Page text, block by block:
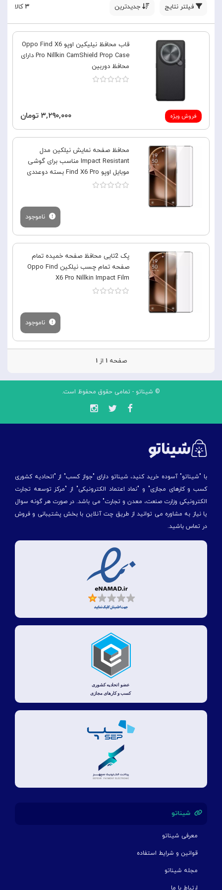
فیلتر نتایج جدیدترین ۳ کالا
فروش ویژه
قاب محافظ نیلیکین اوپو Oppo Find X6
Pro Nillkin CamShield Prop Case دارای
محافظ دوربین
۳,۲۹۰,۰۰۰ تومان
محافظ صفحه نمایش نیلکین مدل
Impact Resistant مناسب برای گوشی
موبایل اوپو Find X6 Pro بسته دوعددی
ناموجود
پک 2تایی محافظ صفحه خمیده تمام
صفحه تمام چسب نیلکین Oppo Find
X6 Pro Nillkin Impact Film
ناموجود
صفحه۱ از۱
© شیناتو - تمامی حقوق محفوظ است.
با "شیناتو" آسوده خرید کنید، شیناتو دارای "جواز کسب" از "اتحادیه کشوری
کسب و کارهای مجازی" و "نماد اعتماد الکترونیکی" از "مركز توسعه تجارت
الكترونیكی وزارت صنعت، معدن و تجارت" می باشد. در صورت هر گونه سوال
یا نیاز به مشاوره می توانید از طریق چت آنلاین با بخش پشتیبانی و فروش
در تماس باشید.
شیناتو
معرفی شیناتو
قوانین و شرایط استفاده
مجله شیناتو
ارتباط با ما